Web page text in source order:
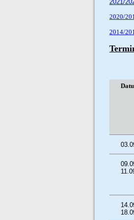
2021/
2020/
2014/